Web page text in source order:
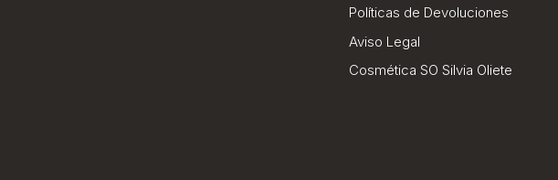
Políticas de Devoluciones
Aviso Legal
Cosmética SO Silvia Oliete